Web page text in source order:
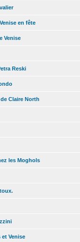
en fête
Venise
Reski
Claire North
les Moghols
Venise